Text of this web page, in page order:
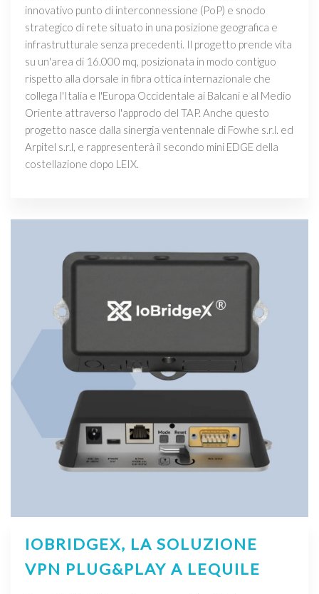
innovativo punto di interconnessione (PoP) e snodo
strategico di rete situato in una posizione geografica e
infrastrutturale senza precedenti. Il progetto prende vita
su un'area di 16.000 mq, posizionata in modo contiguo
rispetto alla dorsale in fibra ottica internazionale che
collega l'Italia e l'Europa Occidentale ai Balcani e al Medio
Oriente attraverso l'approdo del TAP. Anche questo
progetto nasce dalla sinergia ventennale di Fowhe s.r.l. ed
Arpitel s.r.l, e rappresenterà il secondo mini EDGE della
costellazione dopo LEIX.
IOBRIDGEX, LA SOLUZIONE
VPN PLUG&PLAY A LEQUILE